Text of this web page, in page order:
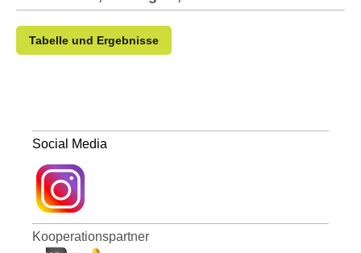
Tabelle und Ergebnisse
Social Media
Kooperationspartner